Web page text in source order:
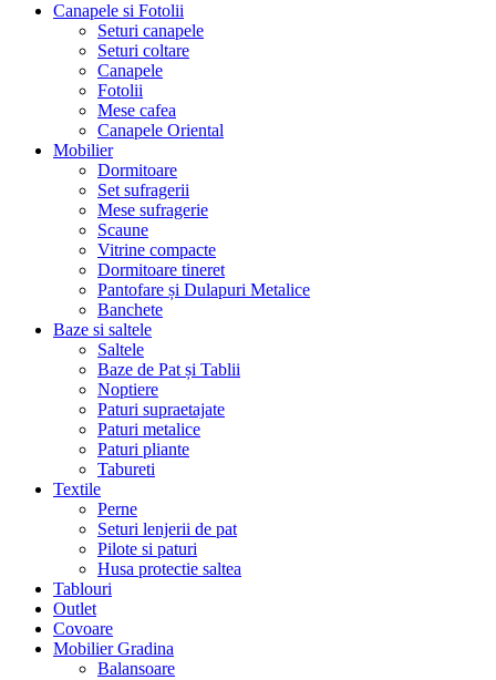
Canapele si Fotolii
Seturi canapele
Seturi coltare
Canapele
Fotolii
Mese cafea
Canapele Oriental
Mobilier
Dormitoare
Set sufragerii
Mese sufragerie
Scaune
Vitrine compacte
Dormitoare tineret
Pantofare și Dulapuri Metalice
Banchete
Baze si saltele
Saltele
Baze de Pat și Tablii
Noptiere
Paturi supraetajate
Paturi metalice
Paturi pliante
Tabureti
Textile
Perne
Seturi lenjerii de pat
Pilote si paturi
Husa protectie saltea
Tablouri
Outlet
Covoare
Mobilier Gradina
Balansoare